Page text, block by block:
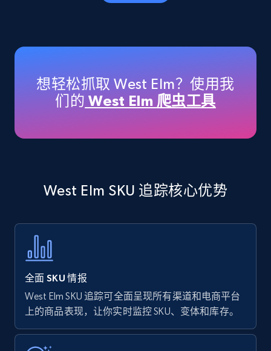
Title, Seller name, Brand, Description, Initial
price, Currency, Availability, Reviews count, and
35.3K+ 5.7K+ 立即开始
Amazon products - find products by using
price, Currency, Availability, Reviews count, and
more.
5.7K+ 立即开始
Amazon Reviews
想轻松抓取 West Elm？使用我
们的 West Elm 爬虫工具
West Elm SKU 追踪核心优势
全面 SKU 情报
West Elm SKU 追踪可全面呈现所有渠道和电商平台
上的商品表现，让你实时监控 SKU、变体和库存。